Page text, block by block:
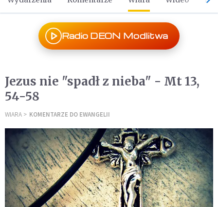
Radio DEON Modlitwa
Jezus nie "spadł z nieba" - Mt 13,
54-58
WIARA KOMENTARZE DO EWANGELII